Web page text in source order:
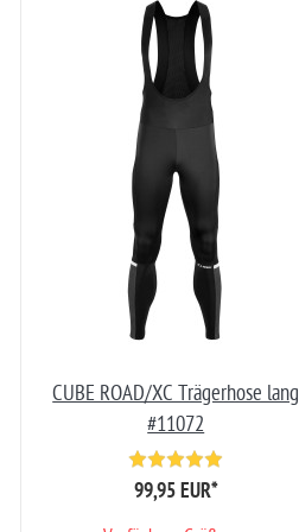
CUBE ROAD/XC Trägerhose lang
#11072
99,95 EUR*